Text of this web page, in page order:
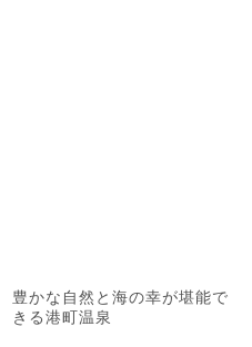
豊かな自然と海の幸が堪能で
きる港町温泉